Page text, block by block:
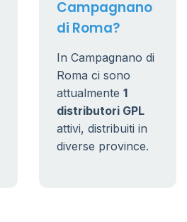
Campagnano
di Roma?
In Campagnano di
Roma ci sono
attualmente 1
distributori GPL
attivi, distribuiti in
diverse province.